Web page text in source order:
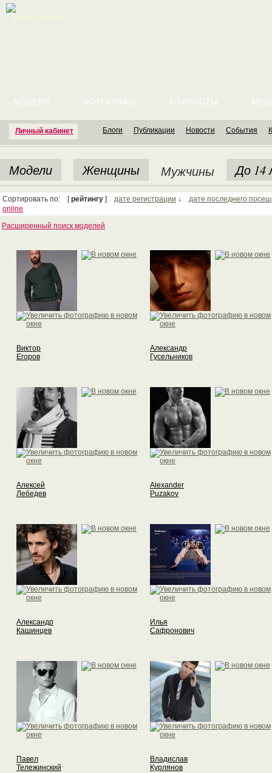
Личный кабинет
МОДЕЛИ ФОТОГРАФЫ СТИЛИСТЫ
Блоги Публикации Новости События
Модели Женщины Мужчины До 14
Сортировать по: [рейтингу ] дате регистрации ↓ дате последнего
online
Расширенный поиск моделей
Виктор
Егоров
Александр
Гусельников
Алексей
Лебедев
Alexander
Puzakov
Александр
Кашинцев
Илья
Сафронович
Павел
Тележинский
Владислав
Курлянов